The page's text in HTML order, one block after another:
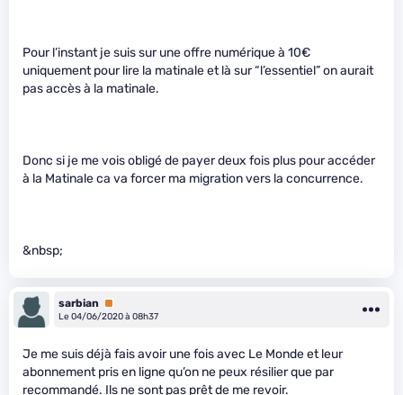
Pour l’instant je suis sur une offre numérique à 10€
uniquement pour lire la matinale et là sur “l’essentiel” on aurait
pas accès à la matinale.
Donc si je me vois obligé de payer deux fois plus pour accéder
à la Matinale ca va forcer ma migration vers la concurrence.
&nbsp;
sarbian
Premium
Le 04/06/2020 à 08h37
Je me suis déjà fais avoir une fois avec Le Monde et leur
abonnement pris en ligne qu’on ne peux résilier que par
recommandé. Ils ne sont pas prêt de me revoir.